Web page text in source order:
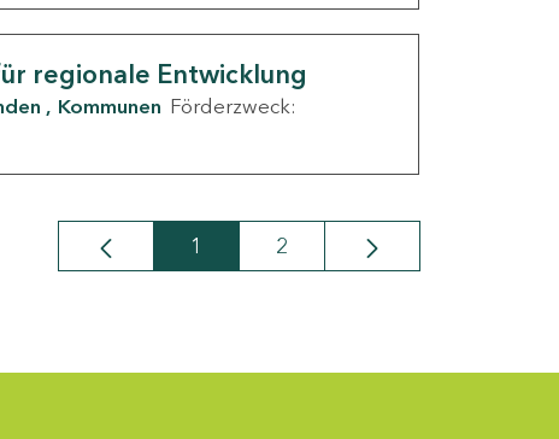
regionale Entwicklung
Kommunen Förderzweck:
Seite
1 Seite
2